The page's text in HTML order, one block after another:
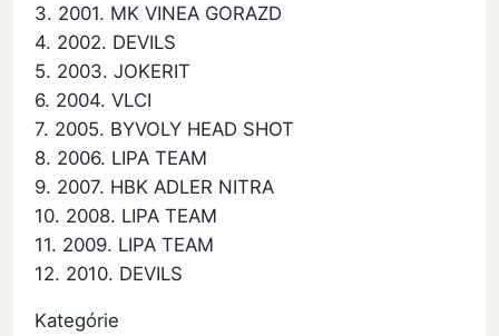
3. 2001. MK VINEA GORAZD
4. 2002. DEVILS
5. 2003. JOKERIT
6. 2004. VLCI
7. 2005. BYVOLY HEAD SHOT
8. 2006. LIPA TEAM
9. 2007. HBK ADLER NITRA
10. 2008. LIPA TEAM
11. 2009. LIPA TEAM
12. 2010. DEVILS
Kategórie